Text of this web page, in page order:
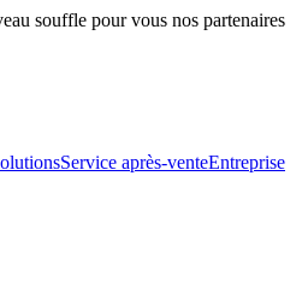
souffle pour vous nos partenaires
Service après-venteEntreprise